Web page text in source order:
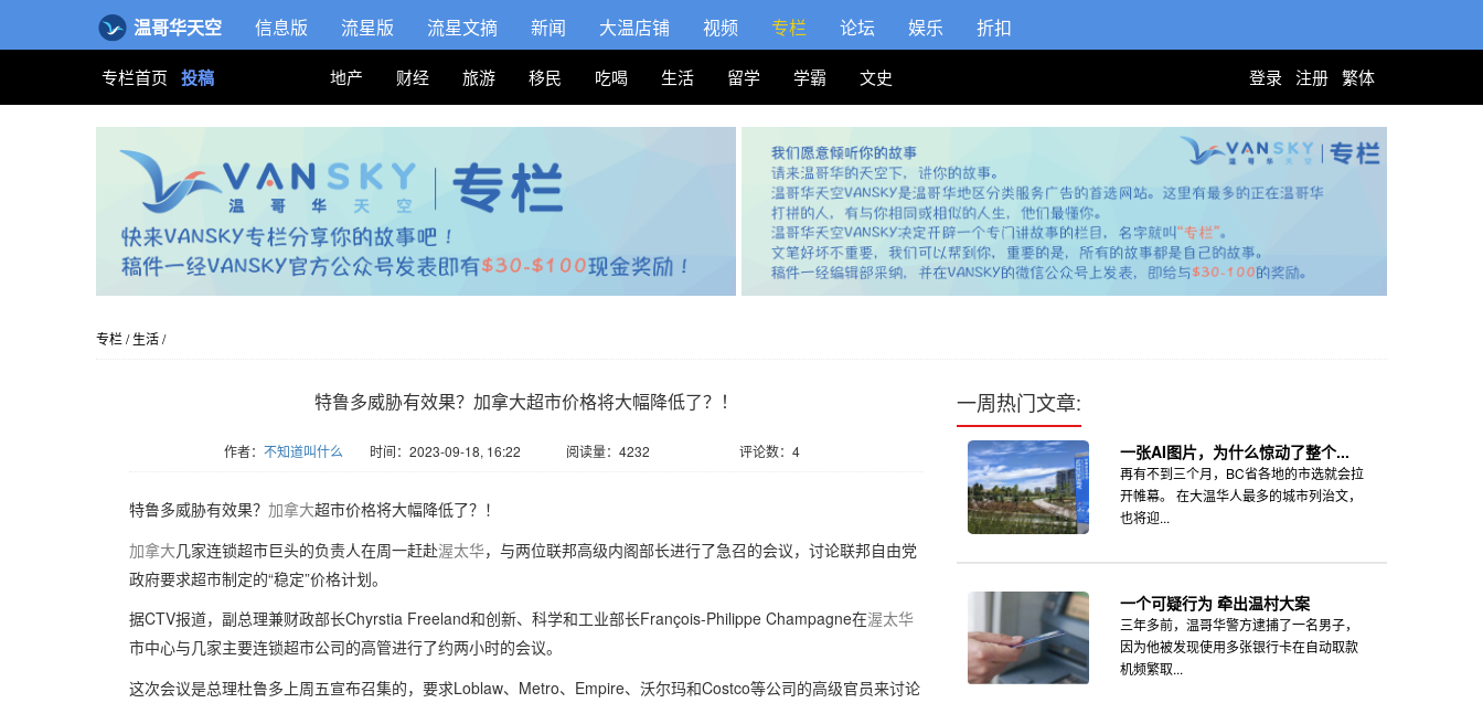
温哥华天空 信息版 流星版 流星文摘 新闻 大温店铺 视频 专栏 论坛 娱乐 折扣
专栏首页 投稿 地产 财经 旅游 移民 吃喝 生活 留学 学霸 文史 登录 注册 繁体
专栏 / 生活/
特鲁多威胁有效果？加拿大超市价格将大幅降低了？！
作者： 不知道叫什么 时间：2023-09-18, 16:22 阅读量：4232 评论数：4
特鲁多威胁有效果？ 加拿大超市价格将大幅降低了？！
加拿大几家连锁超市巨头的负责人在周一赶赴渥太华，与两位联邦高级内阁部长进行了急召的会议，讨论联邦自由党
政府要求超市制定的“稳定”价格计划。
据CTV报道，副总理兼财政部长Chyrstia Freeland和创新、科学和工业部长François-Philippe Champagne在渥太华
市中心与几家主要连锁超市公司的高管进行了约两小时的会议。
这次会议是总理杜鲁多上周五宣布召集的，要求Loblaw、Metro、Empire、沃尔玛和Costco等公司的高级官员来讨论
一周热门文章:
一张AI图片，为什么惊动了整个...
再有不到三个月，BC省各地的市选就会拉
开帷幕。 在大温华人最多的城市列治文，
也将迎...
一个可疑行为 牵出温村大案
三年多前，温哥华警方逮捕了一名男子，
因为他被发现使用多张银行卡在自动取款
机频繁取...